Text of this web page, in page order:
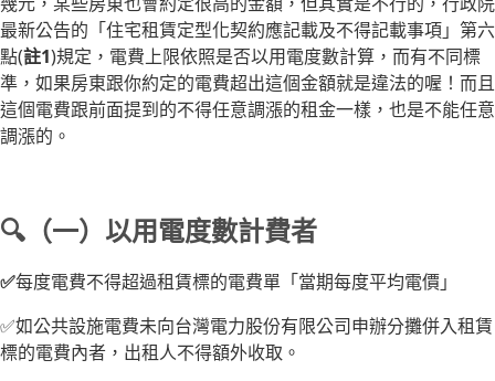
最新公告的「住宅租賃定型化契約應記載及不得記載事項」第六
點(註1)規定，電費上限依照是否以用電度數計算，而有不同標
準，如果房東跟你約定的電費超出這個金額就是違法的喔！而且
這個電費跟前面提到的不得任意調漲的租金一樣，也是不能任意
調漲的。
🔍（一）以用電度數計費者
✅每度電費不得超過租賃標的電費單「當期每度平均電價」
✅如公共設施電費未向台灣電力股份有限公司申辦分攤併入租賃
標的電費內者，出租人不得額外收取。